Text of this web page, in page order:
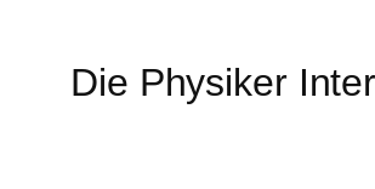
Die Physiker